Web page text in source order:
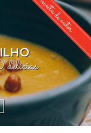
receita de autor